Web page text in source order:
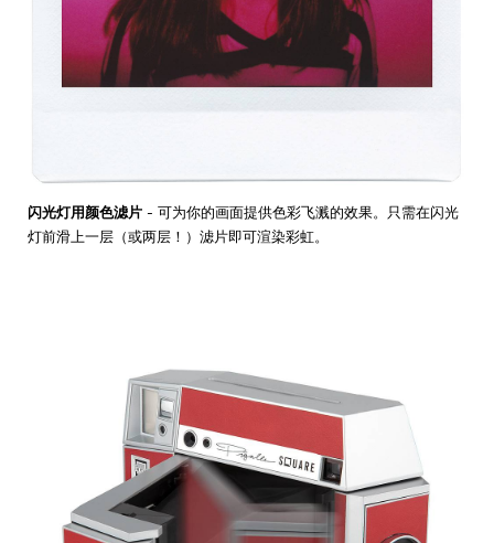
闪光灯用颜色滤片 - 可为你的画面提供色彩飞溅的效果。只需在闪光
灯前滑上一层（或两层！）滤片即可渲染彩虹。